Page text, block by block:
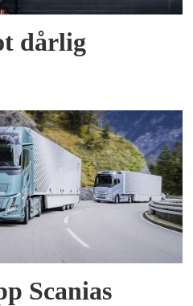
dårlig
Scanias